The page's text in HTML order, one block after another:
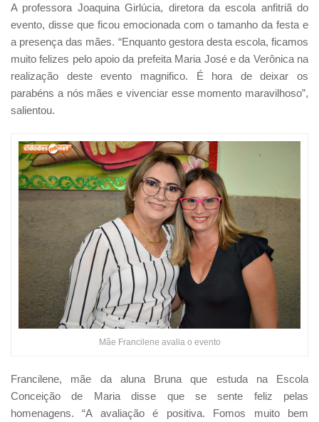
A professora Joaquina Girlúcia, diretora da escola anfitriã do
evento, disse que ficou emocionada com o tamanho da festa e
a presença das mães. “Enquanto gestora desta escola, ficamos
muito felizes pelo apoio da prefeita Maria José e da Verônica na
realização deste evento magnifico. É hora de deixar os
parabéns a nós mães e vivenciar esse momento maravilhoso”,
salientou.
Mãe Francilene avalia o evento
Francilene, mãe da aluna Bruna que estuda na Escola
Conceição de Maria disse que se sente feliz pelas
homenagens. “A avaliação é positiva. Fomos muito bem